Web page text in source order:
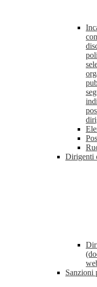
Dirigenti
Sanzioni